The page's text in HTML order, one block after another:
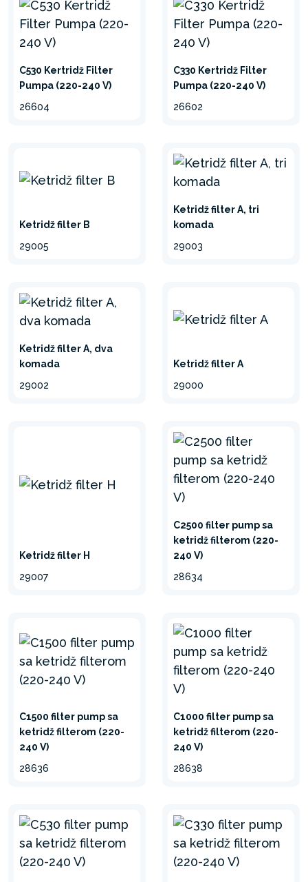
svaki put kada se previše zaprlja i možete da
nastavite da uživate u svežoj vodi bez nečistoća.
umanji
C530 Kertridž Filter
Pumpa (220-240 V)
26604
C330 Kertridž Filter
Pumpa (220-240 V)
26602
Ketridž filter B
29005
Ketridž filter A, tri
komada
29003
Ketridž filter A, dva
komada
29002
Ketridž filter A
29000
Ketridž filter H
29007
C2500 filter pump sa
ketridž filterom (220-
240 V)
28634
C1500 filter pump sa
ketridž filterom (220-
240 V)
28636
C1000 filter pump sa
ketridž filterom (220-
240 V)
28638